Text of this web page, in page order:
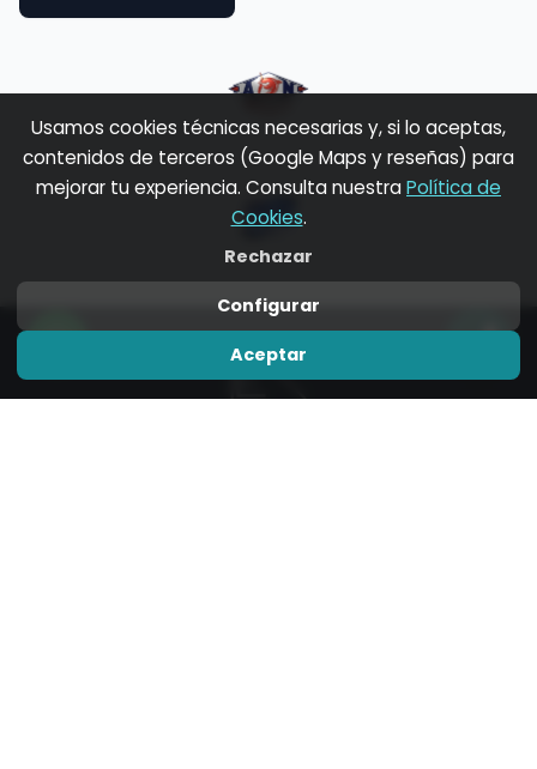
Usamos cookies técnicas necesarias y, si lo aceptas,
contenidos de terceros (Google Maps y reseñas) para
mejorar tu experiencia. Consulta nuestraPolítica de
Cookies.
Rechazar
Configurar
Aceptar